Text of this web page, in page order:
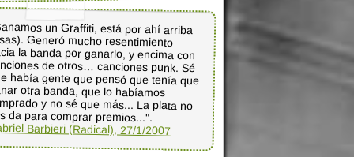
un Graffiti, está por ahí arriba
Generó mucho resentimiento
la banda por ganarlo, y encima con
de otros… canciones punk. Sé
había gente que pensó que tenía que
otra banda, que lo habíamos
y no sé que más... La plata no
da para comprar premios...".
Barbieri (Radical), 27/1/2007